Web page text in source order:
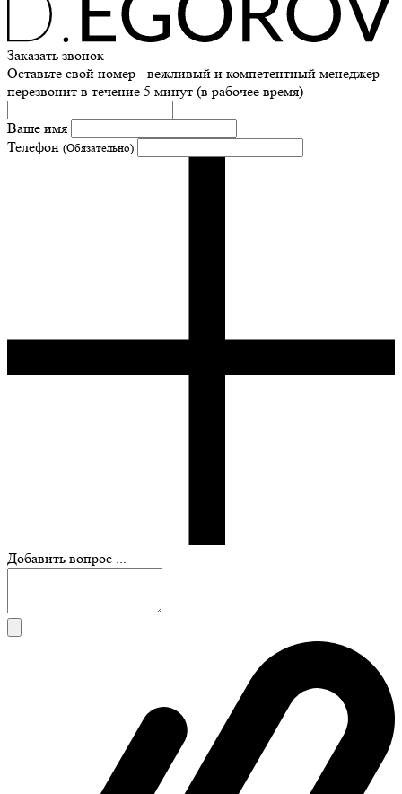
Заказать звонок
Оставьте свой номер - вежливый и компетентный менеджер
перезвонит в течение 5 минут (в рабочее время)
Ваше имя
Телефон (Обязательно)
Добавить вопрос ...